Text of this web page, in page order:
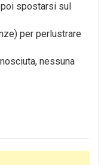
spostarsi sul
per perlustrare
nessuna